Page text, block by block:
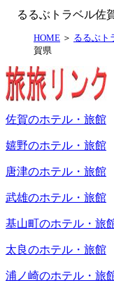
るるぶトラベル佐
HOME ＞ るるぶト
賀県
佐賀のホテル・旅館
嬉野のホテル・旅館
唐津のホテル・旅館
武雄のホテル・旅館
基山町のホテル・旅
太良のホテル・旅館
浦ノ崎のホテル・旅